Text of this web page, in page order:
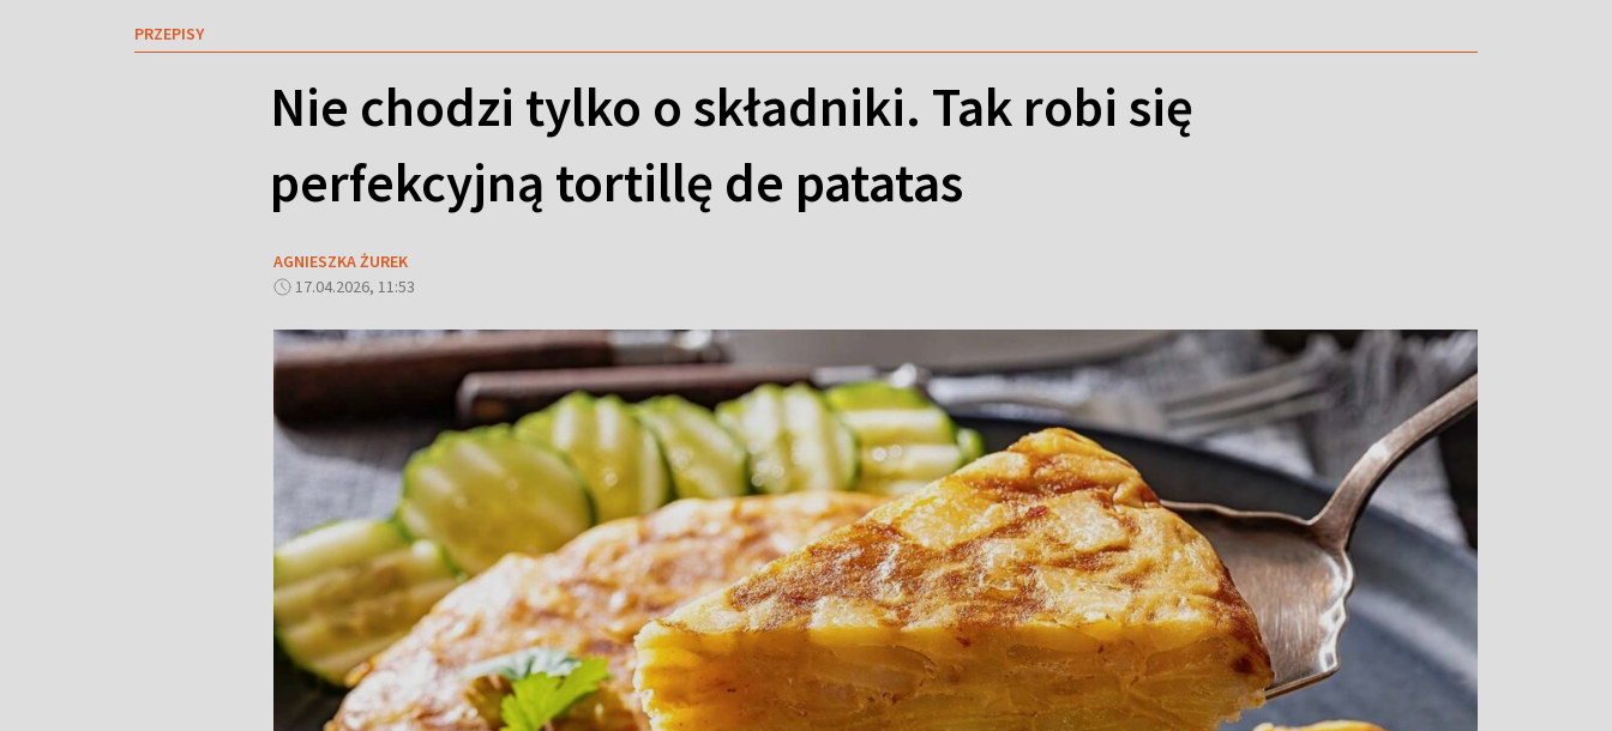
PRZEPISY
Nie chodzi tylko o składniki. Tak robi się
perfekcyjną tortillę de patatas
AGNIESZKA ŻUREK
17.04.2026, 11:53